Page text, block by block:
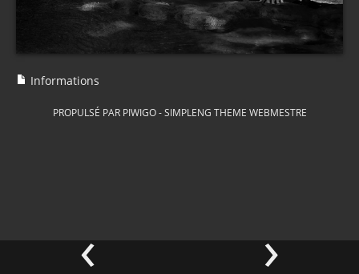
‹ ›
Informations
PROPULSÉ PAR PIWIGO-SIMPLENG THEME WEBMESTRE